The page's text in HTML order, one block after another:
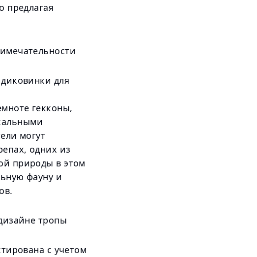
предлагая
для
гекконы,
могут
одних из
природы в этом
фауну и
тропы
с учетом